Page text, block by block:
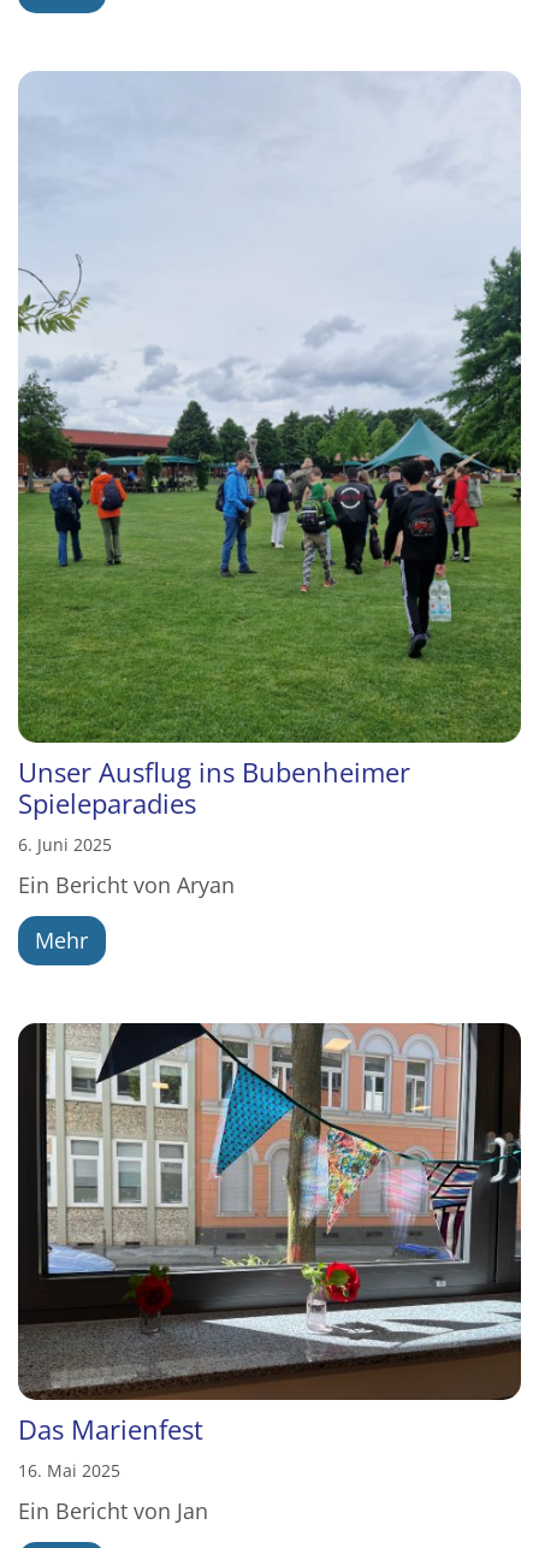
Unser Ausflug ins Bubenheimer
Spieleparadies
6. Juni 2025
Ein Bericht von Aryan
Mehr
Das Marienfest
16. Mai 2025
Ein Bericht von Jan